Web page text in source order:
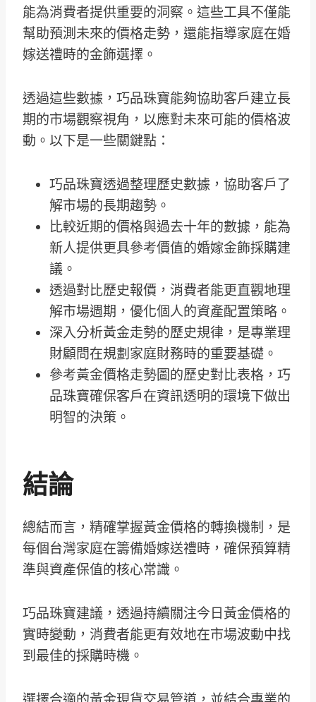
能為消費者提供重要的洞察。這些工具不僅能
幫助預測未來的價格走勢，還能指導家庭在婚
嫁送禮時的金飾選擇。
透過這些數據，巧品珠寶能夠協助客戶建立長
期的市場觀察視角，以應對未來可能的價格波
動。以下是一些關鍵點：
巧品珠寶透過整理歷史數據，協助客戶了
解市場的長期趨勢。
比較近期的價格與過去十年的數據，能為
新人提供更具參考價值的婚嫁金飾採購建
議。
透過對比歷史報價，消費者能更直觀地理
解市場週期，優化個人的資產配置策略。
深入分析黃金走勢的歷史規律，是專業理
財顧問在規劃家庭財務時的重要基礎。
參考黃金價格走勢圖的歷史對比表格，巧
品珠寶確保客戶在資訊透明的環境下做出
明智的決策。
結論
總結而言，精確掌握黃金價格的轉換機制，是
每個台灣家庭在籌備婚嫁送禮時，確保預算精
準與資產保值的核心常識。
巧品珠寶建議，透過持續關注今日黃金價格的
實時變動，消費者能更有效地在市場波動中找
到最佳的採購時機。